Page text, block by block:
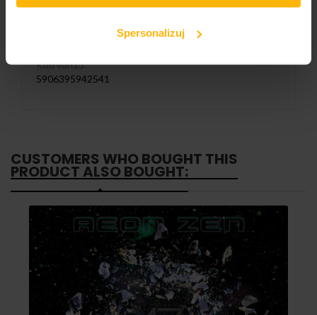
Spersonalizuj
Kod ean13:
5906395942541
CUSTOMERS WHO BOUGHT THIS
PRODUCT ALSO BOUGHT: